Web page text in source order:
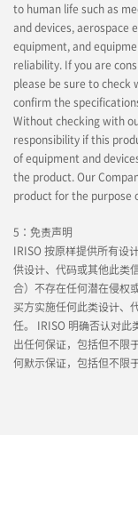
to human life such as
and devices, aerospace
equipment, and
reliability. If you are
please be sure to check
confirm the
Without checking with
responsibility if this
of equipment and
the product. Our
product for the purpose
5：免责声明
IRISO 按原样提供所有设
供设计、代码或其他此类
合）不存在任何潜在侵权
买方实施任何此类设计、
任。 IRISO 明确否认对此
出任何保证，包括但不限
何默示保证，包括但不限